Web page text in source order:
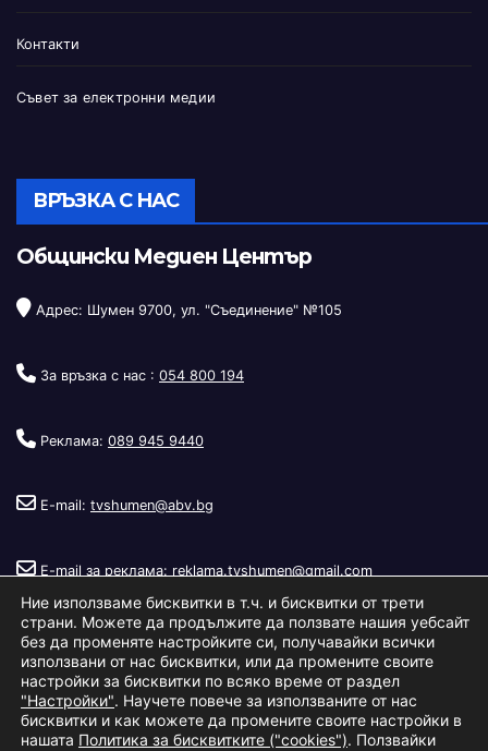
Контакти
Съвет за електронни медии
ВРЪЗКА С НАС
Общински Медиен Център
Адрес: Шумен 9700, ул. "Съединение" №105
За връзка с нас : 054 800 194
Реклама: 089 945 9440
E-mail: tvshumen@abv.bg
E-mail за реклама: reklama.tvshumen@gmail.com
Copyright © 2026Телевизия Шумен.|Изработка: S.I.T Solutions
Ltd.
Ние използваме бисквитки в т.ч. и бисквитки от трети
страни. Можете да продължите да ползвате нашия уебсайт
без да променяте настройките си, получавайки всички
използвани от нас бисквитки, или да промените своите
настройки за бисквитки по всяко време от раздел
"Настройки". Научете повече за използваните от нас
бисквитки и как можете да промените своите настройки в
нашата Политика за бисквитките ("cookies"). Ползвайки